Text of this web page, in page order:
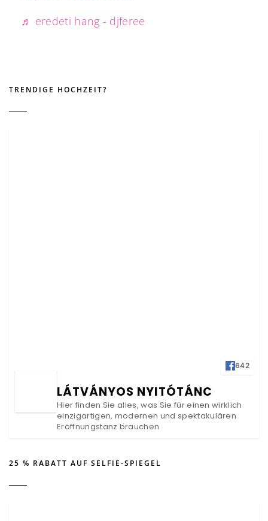
♬ eredeti hang - djferee
TRENDIGE HOCHZEIT?
642
LÁTVÁNYOS NYITÓTÁNC
Hier finden Sie alles, was Sie für einen wirklich
einzigartigen, modernen und spektakulären
Eröffnungstanz brauchen
25 % RABATT AUF SELFIE-SPIEGEL